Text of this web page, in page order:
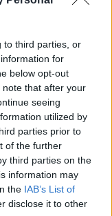
to third parties, or
for
below opt-out
that after your
seeing
utilized by
parties prior to
of the further
third parties on the
information may
the IAB’s List of
disclose it to other
po' fortunato,
partita un
nostro sfavore,
in
Il primo è
al turno
derby di
è